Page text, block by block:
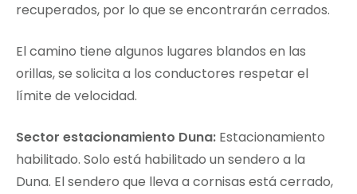
recuperados, por lo que se encontrarán cerrados.
El camino tiene algunos lugares blandos en las
orillas, se solicita a los conductores respetar el
límite de velocidad.
Sector estacionamiento Duna: Estacionamiento
habilitado. Solo está habilitado un sendero a la
Duna. El sendero que lleva a cornisas está cerrado,